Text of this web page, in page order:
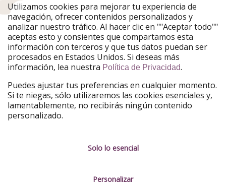
PiratinViaggio
HolidayPirates
VakantiePiraten
WakacyjniPiraci
VoyagesPirates
Ferienpiraten
Urlaubspiraten
Urlaubspiraten
TravelPirates
Nuestro grupo
HolidayPirates Group
Conócenos mejor
Sobre ViajerosPiratas
Información legal
Gestionar servicios
Utilizamos cookies para mejorar tu experiencia de
navegación, ofrecer contenidos personalizados y
analizar nuestro tráfico. Al hacer clic en ""Aceptar todo""
aceptas esto y consientes que compartamos esta
información con terceros y que tus datos puedan ser
procesados en Estados Unidos. Si deseas más
información, lea nuestra Política de Privacidad.
Puedes ajustar tus preferencias en cualquier momento.
Si te niegas, sólo utilizaremos las cookies esenciales y,
lamentablemente, no recibirás ningún contenido
personalizado.
Solo lo esencial
Personalizar